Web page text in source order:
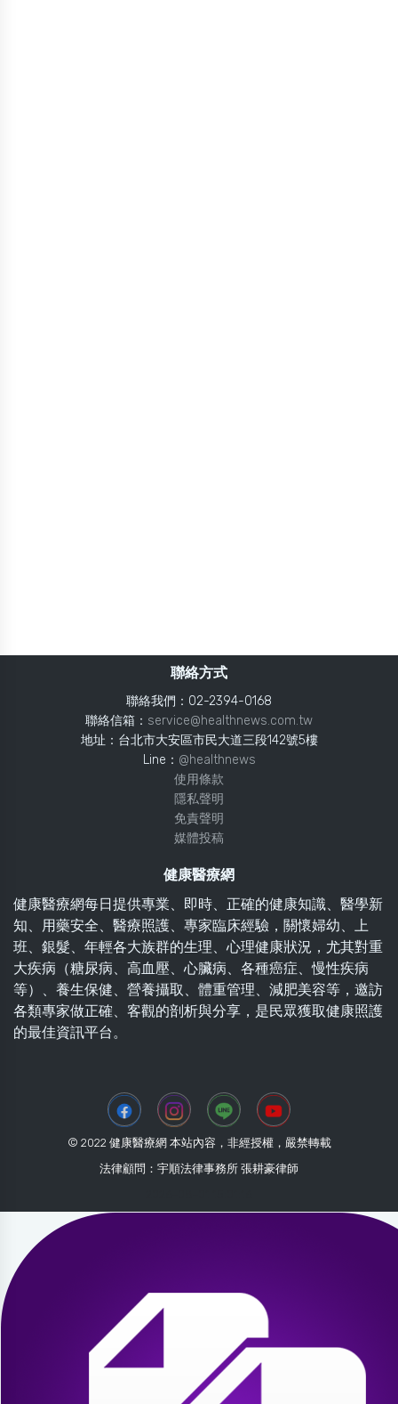
聯絡方式
聯絡我們：02-2394-0168
聯絡信箱： service@healthnews.com.tw
地址：台北市大安區市民大道三段142號5樓
Line： @healthnews
使用條款
隱私聲明
免責聲明
媒體投稿
健康醫療網
健康醫療網每日提供專業、即時、正確的健康知識、醫學新
知、用藥安全、醫療照護、專家臨床經驗，關懷婦幼、上
班、銀髮、年輕各大族群的生理、心理健康狀況，尤其對重
大疾病（糖尿病、高血壓、心臟病、各種癌症、慢性疾病
等）、養生保健、營養攝取、體重管理、減肥美容等，邀訪
各類專家做正確、客觀的剖析與分享，是民眾獲取健康照護
的最佳資訊平台。
© 2022 健康醫療網 本站內容，非經授權，嚴禁轉載
法律顧問：宇順法律事務所 張耕豪律師